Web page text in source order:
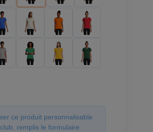
ce produit personnalisable
remplis le formulaire